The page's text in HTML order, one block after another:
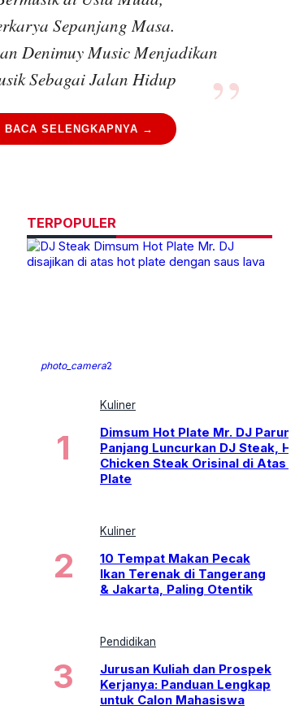
Sepanjang Masa.
Denimuy Music Menjadikan
Sebagai Jalan Hidup
BACA SELENGKAPNYA →
TERPOPULER
photo_camera2
Kuliner
Dimsum Hot Plate Mr. DJ
Panjang Luncurkan DJ Steak,
Chicken Steak Orisinal di Atas
Plate
Kuliner
10 Tempat Makan Pecak
Ikan Terenak di Tangerang
& Jakarta, Paling Otentik
Pendidikan
Jurusan Kuliah dan Prospek
Kerjanya: Panduan Lengkap
untuk Calon Mahasiswa